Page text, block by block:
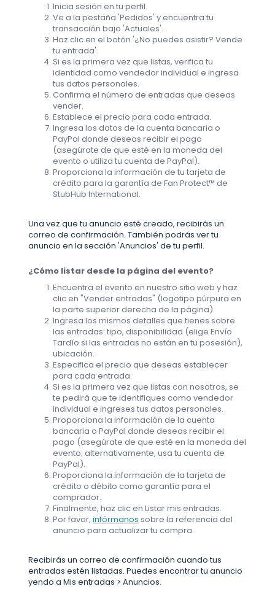
Inicia sesión en tu perfil.
Ve a la pestaña 'Pedidos' y encuentra tu
transacción bajo 'Actuales'.
Haz clic en el botón '¿No puedes asistir? Vende
tu entrada'.
Si es la primera vez que listas, verifica tu
identidad como vendedor individual e ingresa
tus datos personales.
Confirma el número de entradas que deseas
vender.
Establece el precio para cada entrada.
Ingresa los datos de la cuenta bancaria o
PayPal donde deseas recibir el pago
(asegúrate de que esté en la moneda del
evento o utiliza tu cuenta de PayPal).
Proporciona la información de tu tarjeta de
crédito para la garantía de Fan Protect™ de
StubHub International.
Una vez que tu anuncio esté creado, recibirás un
correo de confirmación. También podrás ver tu
anuncio en la sección 'Anuncios' de tu perfil.
¿Cómo listar desde la página del evento?
Encuentra el evento en nuestro sitio web y haz
clic en "Vender entradas" (logotipo púrpura en
la parte superior derecha de la página).
Ingresa los mismos detalles que tienes sobre
las entradas: tipo, disponibilidad (elige Envío
Tardío si las entradas no están en tu posesión),
ubicación.
Especifica el precio que deseas establecer
para cada entrada.
Si es la primera vez que listas con nosotros, se
te pedirá que te identifiques como vendedor
individual e ingreses tus datos personales.
Proporciona la información de la cuenta
bancaria o PayPal donde deseas recibir el
pago (asegúrate de que esté en la moneda del
evento; alternativamente, usa tu cuenta de
PayPal).
Proporciona la información de la tarjeta de
crédito o débito como garantía para el
comprador.
Finalmente, haz clic en Listar mis entradas.
Por favor, infórmanos sobre la referencia del
anuncio para actualizar tu compra.
Recibirás un correo de confirmación cuando tus
entradas estén listadas. Puedes encontrar tu anuncio
yendo a Mis entradas > Anuncios.